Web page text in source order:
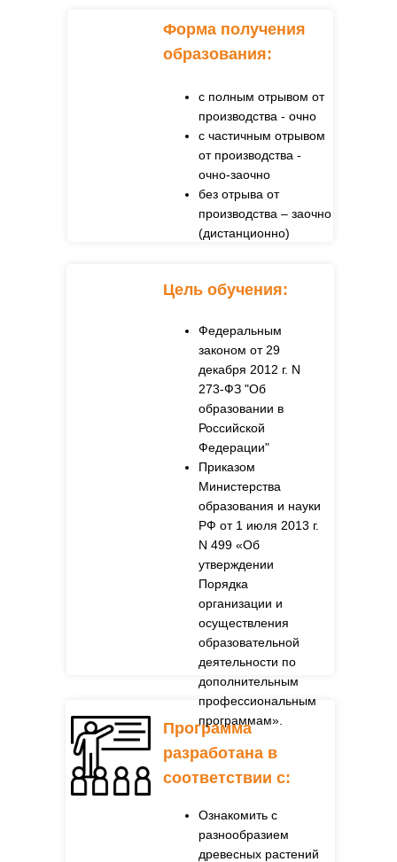
Ознакомить с
разнообразием
древесных растений
Программа
разработана в
соответствии с:
с полным отрывом от
производства - очно
с частичным отрывом
от производства -
очно-заочно
без отрыва от
производства – заочно
(дистанционно)
Форма получения
образования:
Федеральным
законом от 29
декабря 2012 г. N
273-ФЗ "Об
образовании в
Российской
Федерации"
Приказом
Министерства
образования и науки
РФ от 1 июля 2013 г.
N 499 «Об
утверждении
Порядка
организации и
осуществления
образовательной
деятельности по
дополнительным
профессиональным
программам».
Цель обучения: